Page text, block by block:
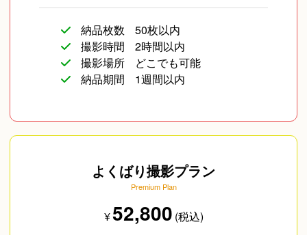
旅行 イベント/ライブ
物撮り(小物/食べ物/
ファッション)
納品枚数
50枚以内
撮影時間
2時間以内
撮影場所
どこでも可能
納品期間
1週間以内
よくばり撮影プラン
Premium Plan
¥52,800 (税込)